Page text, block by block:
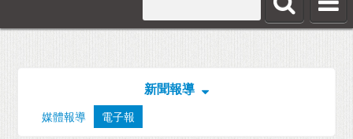
新聞報導
媒體報導 電子報